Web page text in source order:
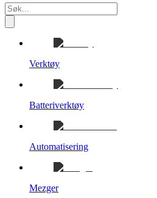
Verktøy
Batteriverktøy
Automatisering
Mezger